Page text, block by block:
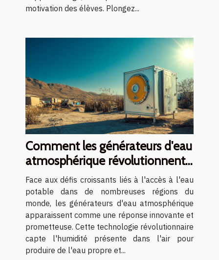
motivation des élèves. Plongez...
Comment les générateurs d'eau
atmosphérique révolutionnent-
ils l'accès à l'eau potable ?
Face aux défis croissants liés à l'accès à l'eau
potable dans de nombreuses régions du
monde, les générateurs d'eau atmosphérique
apparaissent comme une réponse innovante et
prometteuse. Cette technologie révolutionnaire
capte l'humidité présente dans l'air pour
produire de l'eau propre et...